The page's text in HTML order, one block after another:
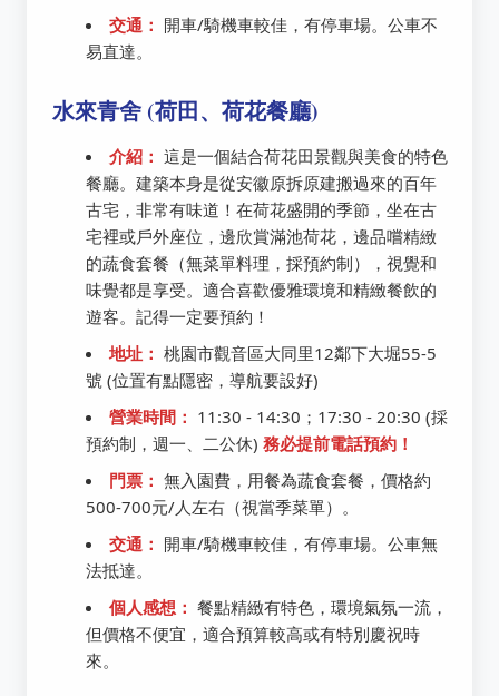
交通： 開車/騎機車較佳，有停車場。公車不
易直達。
水來青舍 (荷田、荷花餐廳)
介紹： 這是一個結合荷花田景觀與美食的特色
餐廳。建築本身是從安徽原拆原建搬過來的百年
古宅，非常有味道！在荷花盛開的季節，坐在古
宅裡或戶外座位，邊欣賞滿池荷花，邊品嚐精緻
的蔬食套餐（無菜單料理，採預約制），視覺和
味覺都是享受。適合喜歡優雅環境和精緻餐飲的
遊客。記得一定要預約！
地址： 桃園市觀音區大同里12鄰下大堀55-5
號 (位置有點隱密，導航要設好)
營業時間： 11:30 - 14:30；17:30 - 20:30 (採
預約制，週一、二公休) 務必提前電話預約！
門票： 無入園費，用餐為蔬食套餐，價格約
500-700元/人左右（視當季菜單）。
交通： 開車/騎機車較佳，有停車場。公車無
法抵達。
個人感想： 餐點精緻有特色，環境氣氛一流，
但價格不便宜，適合預算較高或有特別慶祝時
來。